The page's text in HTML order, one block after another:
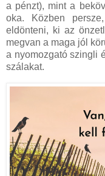
a pénzt), mint a
oka. Közben
eldönteni, ki az
megvan a maga jól
a nyomozgató szingli
szálakat.